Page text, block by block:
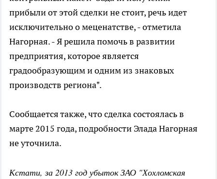
прибыли от этой сделки не стоит, речь идет
исключительно о меценатстве, - отметила
Нагорная. - Я решила помочь в развитии
предприятия, которое является
градообразующим и одним из знаковых
производств региона".
Сообщается также, что сделка состоялась в
марте 2015 года, подробности Элада Нагорная
не уточнила.
Кстати, за 2013 год убыток ЗАО "Хохломская